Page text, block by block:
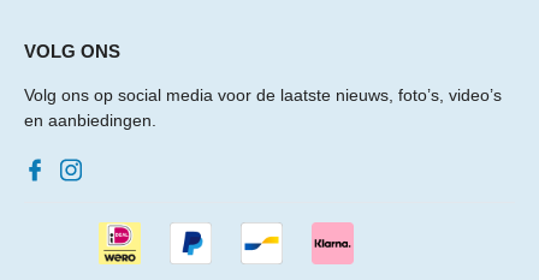
VOLG ONS
Volg ons op social media voor de laatste nieuws, foto’s, video’s
en aanbiedingen.